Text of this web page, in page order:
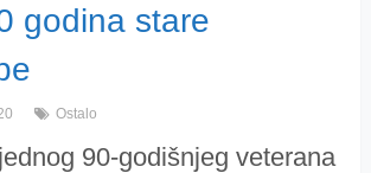
godina stare
Ostalo
90-godišnjeg veterana